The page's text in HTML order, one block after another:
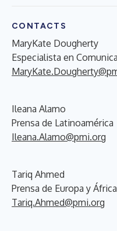
CONTACTS
MaryKate Dougherty
Especialista en
Ileana Alamo
Prensa de Latinoamérica
Ileana.Alamo@pmi.org
Tariq Ahmed
Prensa de Europa y África
Tariq.Ahmed@pmi.org